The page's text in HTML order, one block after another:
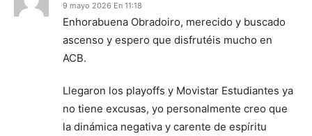
9 mayo 2026 En 11:18
Enhorabuena Obradoiro, merecido y buscado
ascenso y espero que disfrutéis mucho en
ACB.
Llegaron los playoffs y Movistar Estudiantes ya
no tiene excusas, yo personalmente creo que
la dinámica negativa y carente de espíritu